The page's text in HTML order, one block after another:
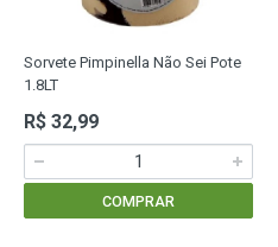
Sorvete Pimpinella Não Sei Pote
1.8LT
R$ 32,99
COMPRAR